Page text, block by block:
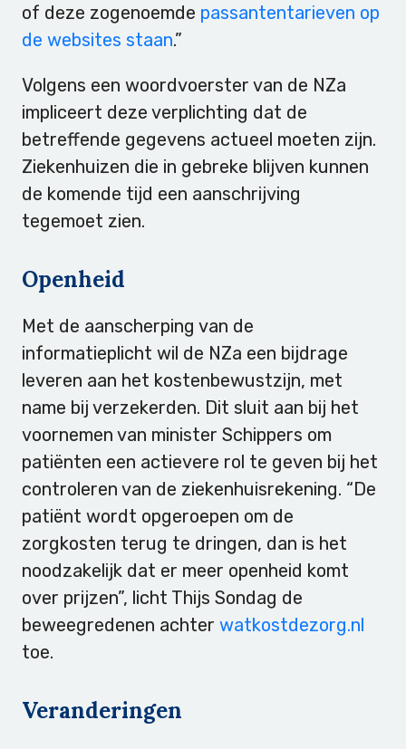
of deze zogenoemde passantentarieven op
de websites staan.”
Volgens een woordvoerster van de NZa
impliceert deze verplichting dat de
betreffende gegevens actueel moeten zijn.
Ziekenhuizen die in gebreke blijven kunnen
de komende tijd een aanschrijving
tegemoet zien.
Openheid
Met de aanscherping van de
informatieplicht wil de NZa een bijdrage
leveren aan het kostenbewustzijn, met
name bij verzekerden. Dit sluit aan bij het
voornemen van minister Schippers om
patiënten een actievere rol te geven bij het
controleren van de ziekenhuisrekening. “De
patiënt wordt opgeroepen om de
zorgkosten terug te dringen, dan is het
noodzakelijk dat er meer openheid komt
over prijzen”, licht Thijs Sondag de
beweegredenen achter watkostdezorg.nl
toe.
Veranderingen